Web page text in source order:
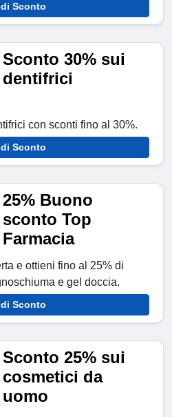
Sconto
Sconto 30% sui
dentifrici
con sconti fino al 30%.
Sconto
25% Buono
sconto Top
Farmacia
e ottieni fino al 25% di
e gel doccia.
Sconto
Sconto 25% sui
cosmetici da
uomo